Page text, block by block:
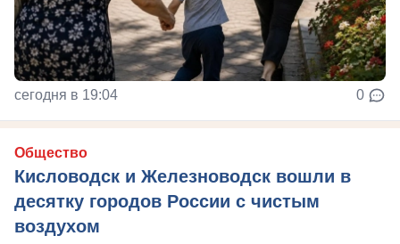
сегодня в 19:04 0
Общество
Кисловодск и Железноводск вошли в
десятку городов России с чистым
воздухом